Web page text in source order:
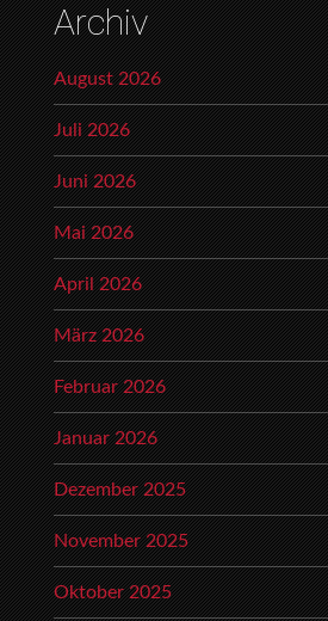
Archiv
August 2026
Juli 2026
Juni 2026
Mai 2026
April 2026
März 2026
Februar 2026
Januar 2026
Dezember 2025
November 2025
Oktober 2025